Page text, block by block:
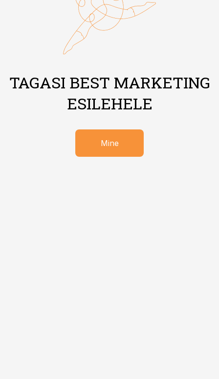
TAGASI BEST MARKETING
ESILEHELE
Mine